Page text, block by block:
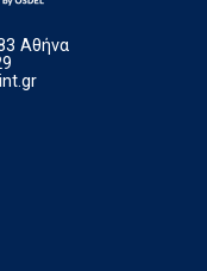
Αθήνα